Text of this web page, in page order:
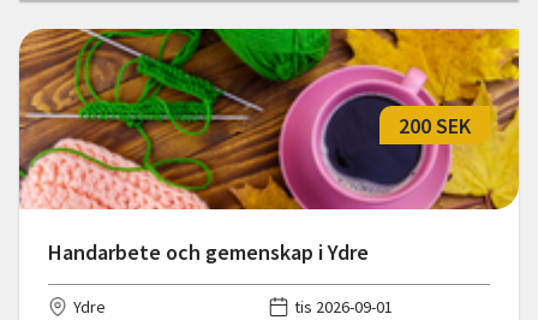
Handarbete och gemenskap i Ydre
200 SEK
Ydre
tis 2026-09-01